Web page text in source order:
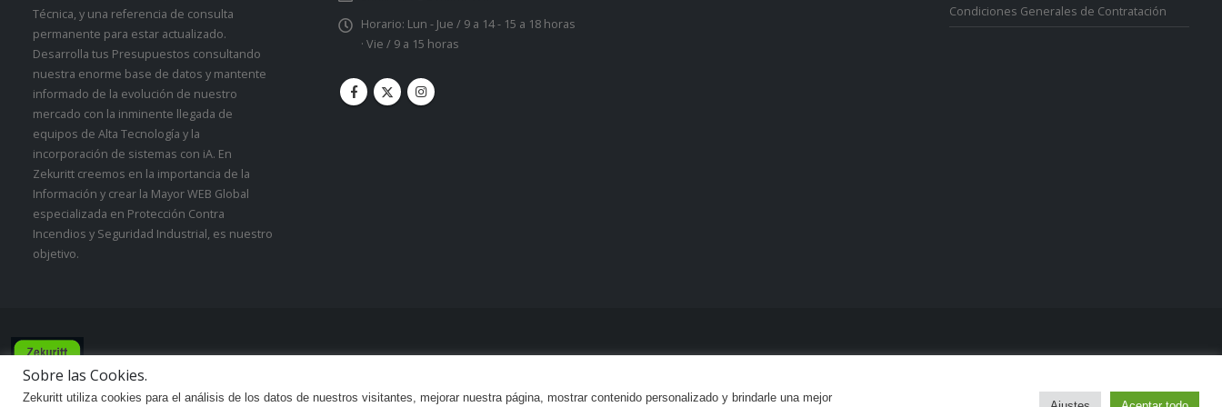
Técnica, y una referencia de consulta
permanente para estar actualizado.
Desarrolla tus Presupuestos consultando
nuestra enorme base de datos y mantente
informado de la evolución de nuestro
mercado con la inminente llegada de
equipos de Alta Tecnología y la
incorporación de sistemas con iA. En
Zekuritt creemos en la importancia de la
Información y crear la Mayor WEB Global
especializada en Protección Contra
Incendios y Seguridad Industrial, es nuestro
objetivo.
Horario: Lun - Jue / 9 a 14 - 15 a 18 horas
· Vie / 9 a 15 horas
Condiciones Generales de Contratación
Zekuritt TM; Copyright 2021. Derechos Reservados.
Sobre las Cookies.
Zekuritt utiliza cookies para el análisis de los datos de nuestros visitantes, mejorar nuestra página, mostrar contenido personalizado y brindarle una mejor